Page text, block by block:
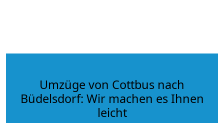
Umzüge von Cottbus nach
Büdelsdorf: Wir machen es Ihnen
leicht